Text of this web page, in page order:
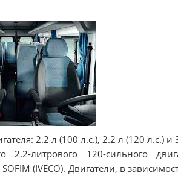
2.2 л (100 л.с.), 2.2 л (120 л.с.) и
литрового 120-сильного
(IVECO). Двигатели, в